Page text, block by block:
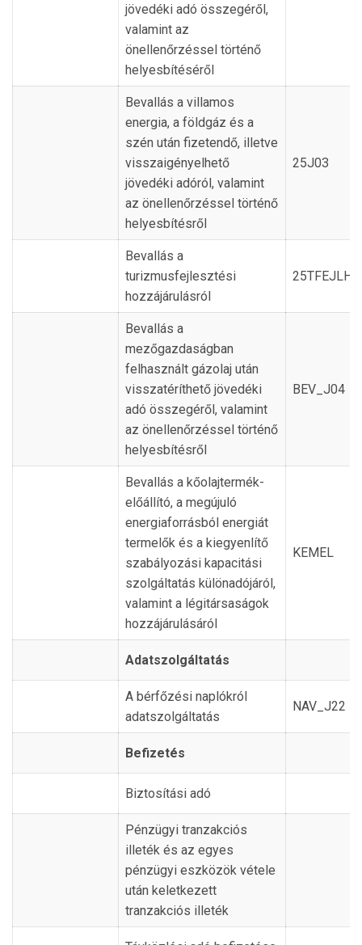
jövedéki adó összegéről,
valamint az
önellenőrzéssel történő
helyesbítéséről
Bevallás a villamos
energia, a földgáz és a
szén után fizetendő, illetve
visszaigényelhető
jövedéki adóról, valamint
az önellenőrzéssel történő
helyesbítésről
25J03
Bevallás a
turizmusfejlesztési
hozzájárulásról
25TFEJLH
Bevallás a
mezőgazdaságban
felhasznált gázolaj után
visszatéríthető jövedéki
adó összegéről, valamint
az önellenőrzéssel történő
helyesbítésről
Bevallás a kőolajtermék-
előállító, a megújuló
energiaforrásból energiát
termelők és a kiegyenlítő
szabályozási kapacitási
szolgáltatás különadójáról,
valamint a légitársaságok
hozzájárulásáról
KEMEL
Adatszolgáltatás
A bérfőzési naplókról
adatszolgáltatás
NAV_J22
Befizetés
Biztosítási adó
Pénzügyi tranzakciós
illeték és az egyes
pénzügyi eszközök vétele
után keletkezett
tranzakciós illeték